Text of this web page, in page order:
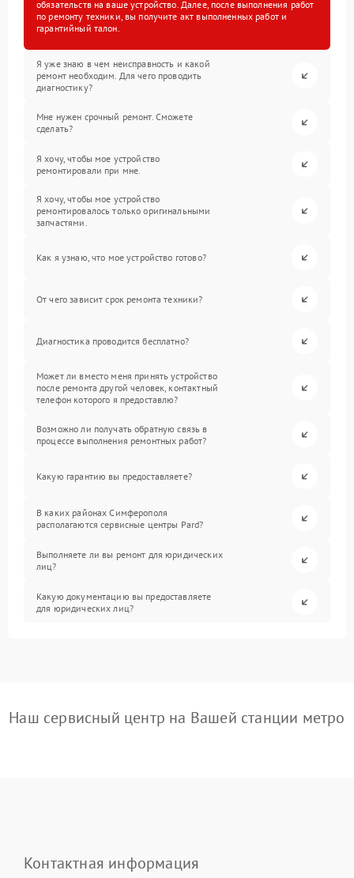
обязательств на ваше устройство. Далее, после выполнения работ
по ремонту техники, вы получите акт выполненных работ и
гарантийный талон.
Я уже знаю в чем неисправность и какой
ремонт необходим. Для чего проводить
диагностику?
Мне нужен срочный ремонт. Сможете
сделать?
Я хочу, чтобы мое устройство
ремонтировали при мне.
Я хочу, чтобы мое устройство
ремонтировалось только оригинальными
запчастями.
Как я узнаю, что мое устройство готово?
От чего зависит срок ремонта техники?
Диагностика проводится бесплатно?
Может ли вместо меня принять устройство
после ремонта другой человек, контактный
телефон которого я предоставлю?
Возможно ли получать обратную связь в
процессе выполнения ремонтных работ?
Какую гарантию вы предоставляете?
В каких районах Симферополя
располагаются сервисные центры Pard?
Выполняете ли вы ремонт для юридических
лиц?
Какую документацию вы предоставляете
для юридических лиц?
Наш сервисный центр на Вашей станции метро
Контактная информация